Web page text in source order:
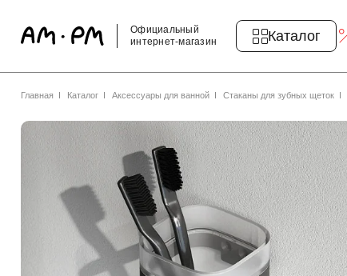
Официальный
интернет-магазин
Каталог
Главная Каталог Аксессуары для ванной Стаканы для зубных щеток